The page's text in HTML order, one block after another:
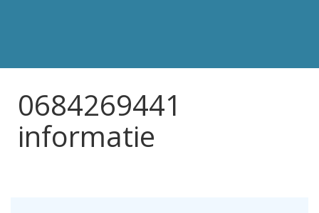
0684269441
informatie